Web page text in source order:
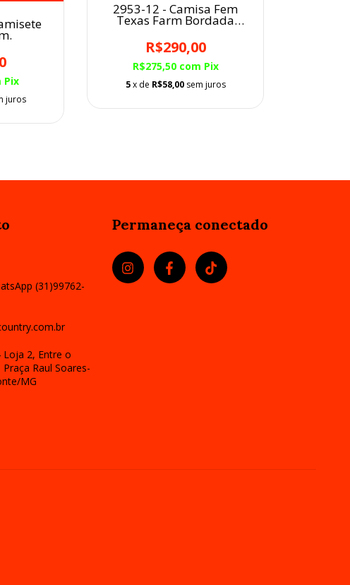
Pix
juros
2953-12 - Camisa Fem
Texas Farm Bordada
R$290,00
R$275,50 com Pix
5 x de R$58,00 sem juros
(31)99762-
Loja 2, Entre o
Raul Soares-
MG
Permaneça conectado